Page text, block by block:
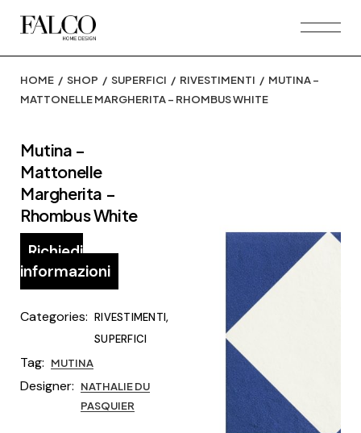
HOME SHOP SUPERFICI RIVESTIMENTI
MUTINA –
MATTONELLE MARGHERITA – RHOMBUS WHITE
Mutina –
Mattonelle
Margherita –
Rhombus White
Richiedi
informazioni
Categories: RIVESTIMENTI,
SUPERFICI
Tag: MUTINA
Designer:
NATHALIE DU
PASQUIER